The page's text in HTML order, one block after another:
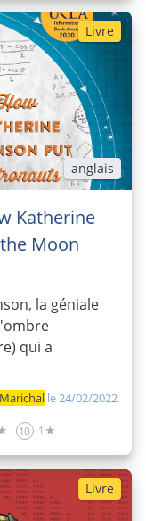
Livre
anglais
Katherine
Moon
la géniale
qui a
le 24/02/2022
10 1★
Livre